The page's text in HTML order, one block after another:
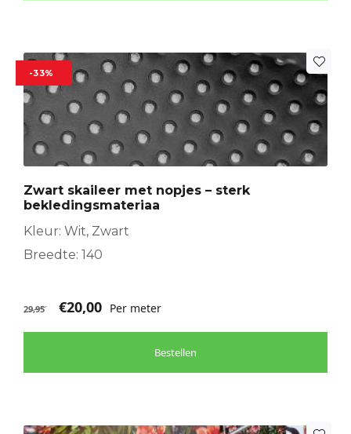
-33%
Zwart skaileer met nopjes – sterk
bekledingsmateriaa
Kleur: Wit, Zwart
Breedte: 140
29,95 €20,00 Per meter
Bestellen